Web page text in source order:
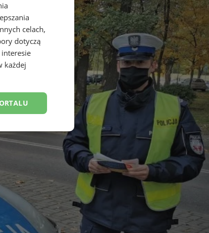
celach,
dotyczą
każdej
i